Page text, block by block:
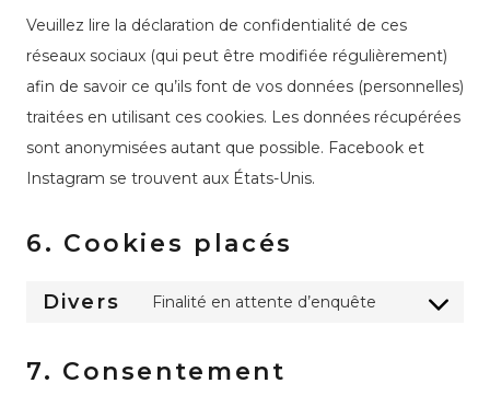
Veuillez lire la déclaration de confidentialité de ces
réseaux sociaux (qui peut être modifiée régulièrement)
afin de savoir ce qu’ils font de vos données (personnelles)
traitées en utilisant ces cookies. Les données récupérées
sont anonymisées autant que possible. Facebook et
Instagram se trouvent aux États-Unis.
6. Cookies placés
Divers Finalité en attente d’enquête
Consent
7. Consentement